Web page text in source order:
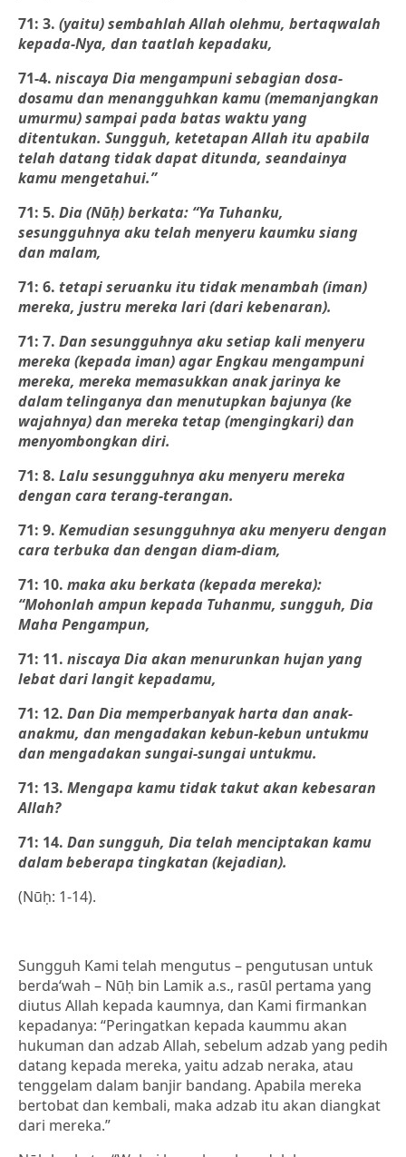
71: 3. (yaitu) sembahlah Allah olehmu, bertaqwalah
kepada-Nya, dan taatlah kepadaku,
71-4. niscaya Dia mengampuni sebagian dosa-
dosamu dan menangguhkan kamu (memanjangkan
umurmu) sampai pada batas waktu yang
ditentukan. Sungguh, ketetapan Allah itu apabila
telah datang tidak dapat ditunda, seandainya
kamu mengetahui.”
71: 5. Dia (Nūḥ) berkata: “Ya Tuhanku,
sesungguhnya aku telah menyeru kaumku siang
dan malam,
71: 6. tetapi seruanku itu tidak menambah (iman)
mereka, justru mereka lari (dari kebenaran).
71: 7. Dan sesungguhnya aku setiap kali menyeru
mereka (kepada iman) agar Engkau mengampuni
mereka, mereka memasukkan anak jarinya ke
dalam telinganya dan menutupkan bajunya (ke
wajahnya) dan mereka tetap (mengingkari) dan
menyombongkan diri.
71: 8. Lalu sesungguhnya aku menyeru mereka
dengan cara terang-terangan.
71: 9. Kemudian sesungguhnya aku menyeru dengan
cara terbuka dan dengan diam-diam,
71: 10. maka aku berkata (kepada mereka):
“Mohonlah ampun kepada Tuhanmu, sungguh, Dia
Maha Pengampun,
71: 11. niscaya Dia akan menurunkan hujan yang
lebat dari langit kepadamu,
71: 12. Dan Dia memperbanyak harta dan anak-
anakmu, dan mengadakan kebun-kebun untukmu
dan mengadakan sungai-sungai untukmu.
71: 13. Mengapa kamu tidak takut akan kebesaran
Allah?
71: 14. Dan sungguh, Dia telah menciptakan kamu
dalam beberapa tingkatan (kejadian).
(Nūḥ: 1-14).
Sungguh Kami telah mengutus – pengutusan untuk
berda‘wah – Nūḥ bin Lamik a.s., rasūl pertama yang
diutus Allah kepada kaumnya, dan Kami firmankan
kepadanya: “Peringatkan kepada kaummu akan
hukuman dan adzab Allah, sebelum adzab yang pedih
datang kepada mereka, yaitu adzab neraka, atau
tenggelam dalam banjir bandang. Apabila mereka
bertobat dan kembali, maka adzab itu akan diangkat
dari mereka.”